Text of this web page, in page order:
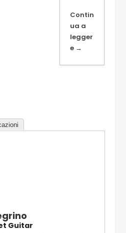
Contin
ua a
legger
e →
Guitar